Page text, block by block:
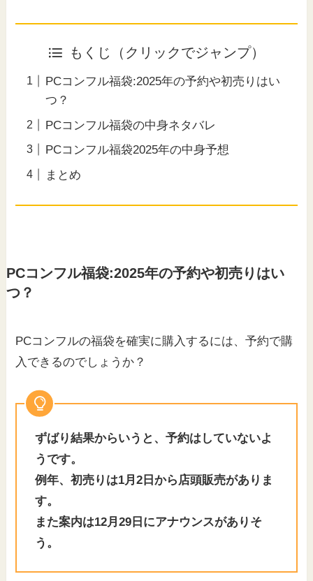
もくじ（クリックでジャンプ）
PCコンフル福袋:2025年の予約や初売りはい
つ？
PCコンフル福袋の中身ネタバレ
PCコンフル福袋2025年の中身予想
まとめ
PCコンフル福袋:2025年の予約や初売りはい
つ？
PCコンフルの福袋を確実に購入するには、予約で購
入できるのでしょうか？
ずばり結果からいうと、予約はしていないよ
うです。
例年、初売りは1月2日から店頭販売がありま
す。
また案内は12月29日にアナウンスがありそ
う。